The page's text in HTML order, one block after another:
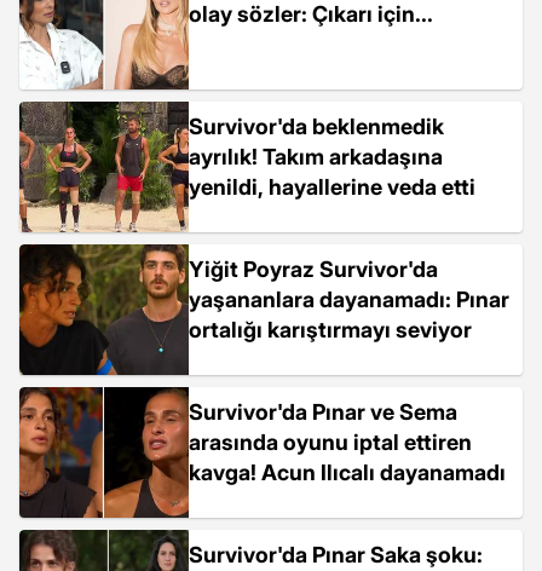
olay sözler: Çıkarı için...
Survivor'da beklenmedik
ayrılık! Takım arkadaşına
yenildi, hayallerine veda etti
Yiğit Poyraz Survivor'da
yaşananlara dayanamadı: Pınar
ortalığı karıştırmayı seviyor
Survivor'da Pınar ve Sema
arasında oyunu iptal ettiren
kavga! Acun Ilıcalı dayanamadı
Survivor'da Pınar Saka şoku: